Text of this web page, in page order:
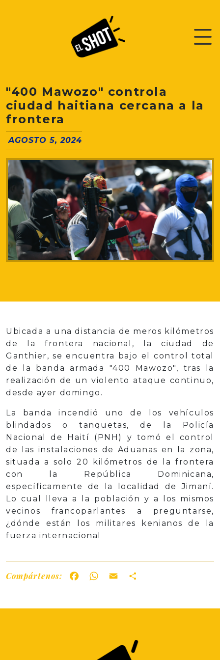
"400 Mawozo" controla
ciudad haitiana cercana a la
frontera
AGOSTO 5, 2024
Ubicada a una distancia de meros kilómetros
de la frontera nacional, la ciudad de
Ganthier, se encuentra bajo el control total
de la banda armada "400 Mawozo", tras la
realización de un violento ataque continuo,
desde ayer domingo.
La banda incendió uno de los vehículos
blindados o tanquetas, de la Policía
Nacional de Haití (PNH) y tomó el control
de las instalaciones de Aduanas en la zona,
situada a solo 20 kilómetros de la frontera
con la República Dominicana,
específicamente de la localidad de Jimaní.
Lo cual lleva a la población y a los mismos
vecinos francoparlantes a preguntarse,
¿dónde están los militares kenianos de la
fuerza internacional
Compártenos: FacebookWhatsApp
Email